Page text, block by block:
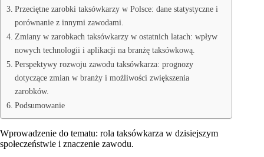
Przeciętne zarobki taksówkarzy w Polsce: dane statystyczne i
porównanie z innymi zawodami.
Zmiany w zarobkach taksówkarzy w ostatnich latach: wpływ
nowych technologii i aplikacji na branżę taksówkową.
Perspektywy rozwoju zawodu taksówkarza: prognozy
dotyczące zmian w branży i możliwości zwiększenia
zarobków.
Podsumowanie
Wprowadzenie do tematu: rola taksówkarza w dzisiejszym
społeczeństwie i znaczenie zawodu.